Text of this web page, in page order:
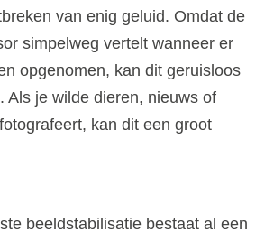
van enig geluid. Omdat de
simpelweg vertelt wanneer er
opgenomen, kan dit geruisloos
Als je wilde dieren, nieuws of
kan dit een groot
beeldstabilisatie bestaat al een